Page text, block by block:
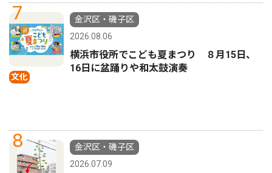
7
文化
金沢区・磯子区
2026.08.06
横浜市役所でこども夏まつり ８月15日、
16日に盆踊りや和太鼓演奏
8
金沢区・磯子区
2026.07.09